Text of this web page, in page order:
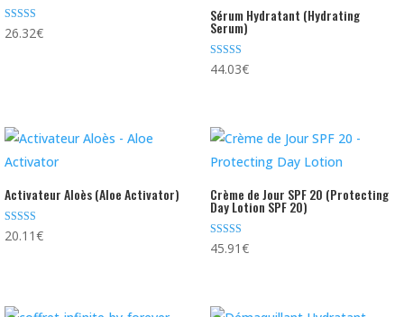
Note
5.00
26.32€
Sérum Hydratant (Hydrating
Serum)
Note
5.00
44.03€
Activateur Aloès (Aloe Activator)
Note
5.00
20.11€
Crème de Jour SPF 20 (Protecting
Day Lotion SPF 20)
Note
5.00
45.91€